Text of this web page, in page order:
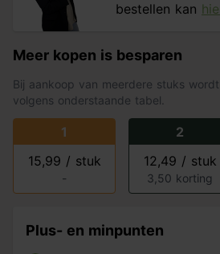
bestellen kan
Meer kopen is besparen
Bij aankoop van meerdere stuks
volgens onderstaande tabel.
1
15,99 / stuk
-
2
12,49 / stuk
3,50 korting
Plus- en minpunten